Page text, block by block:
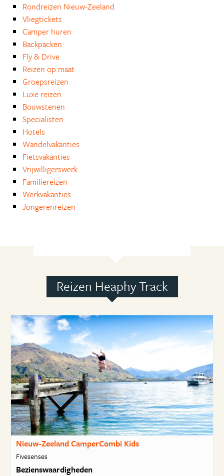
Rondreizen Nieuw-Zeeland
Vliegtickets
Camper huren
Backpacken
Fly & Drive
Reizen op maat
Groepsreizen
Luxe reizen
Bouwstenen
Specialisten
Hotels
Wandelvakanties
Fietsvakanties
Vrijwilligerswerk
Familiereizen
Werkvakanties
Jongerenreizen
Reizen Heaphy Track
Nieuw-Zeeland CamperCombi Kids
Fivesenses
Bezienswaardigheden